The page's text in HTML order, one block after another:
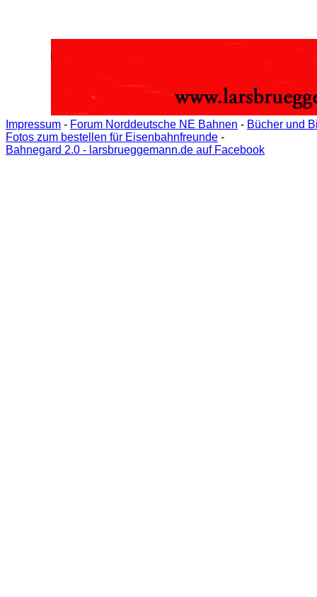
Impressum - Forum Norddeutsche NE Bahnen - Bücher und
Fotos zum bestellen für Eisenbahnfreunde -
Bahnegard 2.0 - larsbrueggemann.de auf Facebook